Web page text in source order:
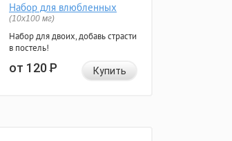
Набор для влюбленных
(10х100 мг)
Набор для двоих, добавь страсти
в постель!
от 120Р Купить